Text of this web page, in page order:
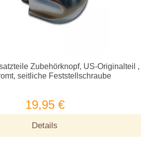
Zubehörknopf, US-Originalteil ,
seitliche Feststellschraube
19,95 €
Details